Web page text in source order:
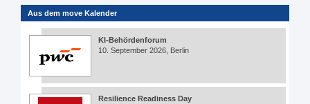
Aus dem move Kalender
KI-Behördenforum
10. September 2026, Berlin
Resilience Readiness Day